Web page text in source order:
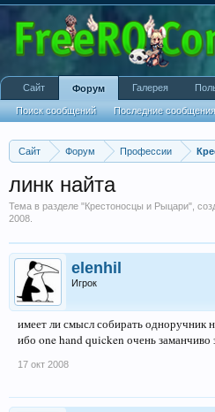
Сайт Форум Профессии
линк найта
Тема в разделе "Крестоносцы и Рыцари",
2008
elenhil
Игрок
имеет ли смысл собирать одноручник
ибо one hand quicken очень заманчиво
17 окт 2008
Сайт Форум
Поиск сообщений Последние сообщения
Галерея